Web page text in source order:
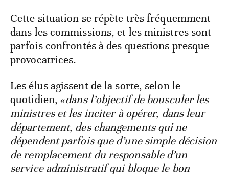
Cette situation se répète très fréquemment
dans les commissions, et les ministres sont
parfois confrontés à des questions presque
provocatrices.
Les élus agissent de la sorte, selon le
quotidien, «dans l’objectif de bousculer les
ministres et les inciter à opérer, dans leur
département, des changements qui ne
dépendent parfois que d’une simple décision
de remplacement du responsable d’un
service administratif qui bloque le bon